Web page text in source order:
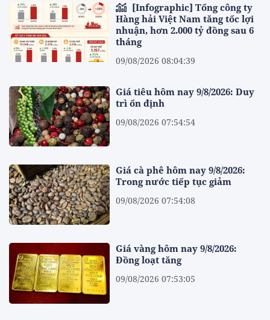
Hàng hải Việt Nam tăng tốc lợi
nhuận, hơn 2.000 tỷ đồng sau 6
tháng
09/08/2026 08:04:39
Giá tiêu hôm nay 9/8/2026: Duy
trì ổn định
09/08/2026 07:54:54
Giá cà phê hôm nay 9/8/2026:
Trong nước tiếp tục giảm
09/08/2026 07:54:08
Giá vàng hôm nay 9/8/2026:
Đồng loạt tăng
09/08/2026 07:53:05